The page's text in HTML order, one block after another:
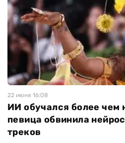
22 июня 16:08
ИИ обучался более чем
певица обвинила
треков